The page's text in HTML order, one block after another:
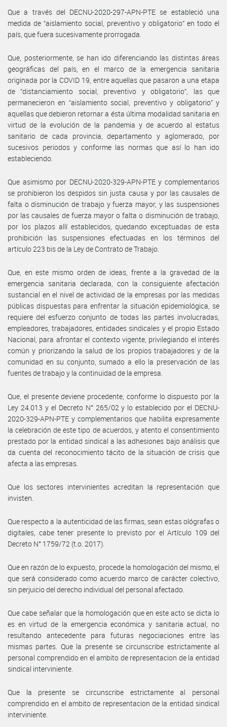
Que a través del DECNU-2020-297-APN-PTE se estableció una
medida de “aislamiento social, preventivo y obligatorio” en todo el
país, que fuera sucesivamente prorrogada.
Que, posteriormente, se han ido diferenciando las distintas áreas
geográficas del país, en el marco de la emergencia sanitaria
originada por la COVID 19, entre aquellas que pasaron a una etapa
de “distanciamiento social, preventivo y obligatorio”, las que
permanecieron en “aislamiento social, preventivo y obligatorio” y
aquellas que debieron retornar a ésta última modalidad sanitaria en
virtud de la evolución de la pandemia y de acuerdo al estatus
sanitario de cada provincia, departamento y aglomerado, por
sucesivos periodos y conforme las normas que así lo han ido
estableciendo.
Que asimismo por DECNU-2020-329-APN-PTE y complementarios
se prohibieron los despidos sin justa causa y por las causales de
falta o disminución de trabajo y fuerza mayor, y las suspensiones
por las causales de fuerza mayor o falta o disminución de trabajo,
por los plazos allí establecidos, quedando exceptuadas de esta
prohibición las suspensiones efectuadas en los términos del
artículo 223 bis de la Ley de Contrato de Trabajo.
Que, en este mismo orden de ideas, frente a la gravedad de la
emergencia sanitaria declarada, con la consiguiente afectación
sustancial en el nivel de actividad de la empresas por las medidas
públicas dispuestas para enfrentar la situación epidemiológica, se
requiere del esfuerzo conjunto de todas las partes involucradas,
empleadores, trabajadores, entidades sindicales y el propio Estado
Nacional, para afrontar el contexto vigente, privilegiando el interés
común y priorizando la salud de los propios trabajadores y de la
comunidad en su conjunto, sumado a ello la preservación de las
fuentes de trabajo y la continuidad de la empresa.
Que, el presente deviene procedente, conforme lo dispuesto por la
Ley 24.013 y el Decreto N° 265/02 y lo establecido por el DECNU-
2020-329-APN-PTE y complementarios que habilita expresamente
la celebración de este tipo de acuerdos, y atento el consentimiento
prestado por la entidad sindical a las adhesiones bajo análisis que
da cuenta del reconocimiento tácito de la situación de crisis que
afecta a las empresas.
Que los sectores intervinientes acreditan la representación que
invisten.
Que respecto a la autenticidad de las firmas, sean estas ológrafas o
digitales, cabe tener presente lo previsto por el Artículo 109 del
Decreto N° 1759/72 (t.o. 2017).
Que en razón de lo expuesto, procede la homologación del mismo, el
que será considerado como acuerdo marco de carácter colectivo,
sin perjuicio del derecho individual del personal afectado.
Que cabe señalar que la homologación que en este acto se dicta lo
es en virtud de la emergencia económica y sanitaria actual, no
resultando antecedente para futuras negociaciones entre las
mismas partes. Que la presente se circunscribe estrictamente al
personal comprendido en el ambito de representacion de la entidad
sindical interviniente.
Que la presente se circunscribe estrictamente al personal
comprendido en el ambito de representacion de la entidad sindical
interviniente.